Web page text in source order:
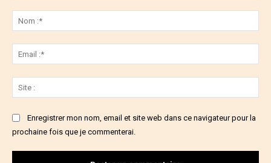
:*
:*
:
Enregistrer mon nom, email et site web dans ce navigateur pour la
prochaine fois que je commenterai.